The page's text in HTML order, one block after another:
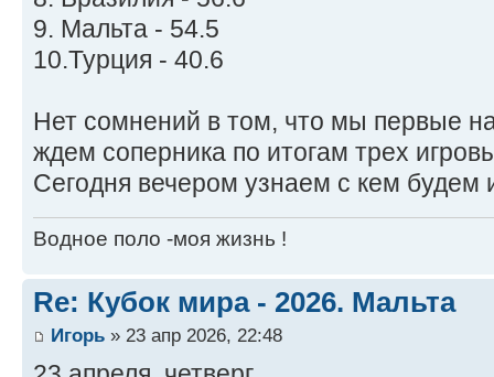
9. Мальта - 54.5
10.Турция - 40.6
Нет сомнений в том, что мы первые
ждем соперника по итогам трех
Сегодня вечером узнаем с кем будем
Водное поло -моя жизнь !
Re: Кубок мира - 2026. Мальта
Игорь » 23 апр 2026, 22:48